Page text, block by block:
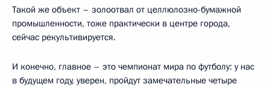
Такой же объект – золоотвал от целлюлозно-бумажной
промышленности, тоже практически в центре города,
сейчас рекультивируется.
И конечно, главное – это чемпионат мира по футболу: у нас
в будущем году, уверен, пройдут замечательные четыре